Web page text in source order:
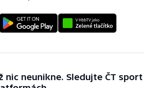
nic neunikne. Sledujte ČT sport